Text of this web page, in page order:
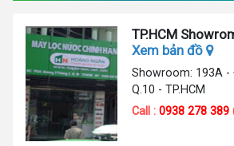
TP.HCM
Xem bản đồ
Showroom: 193A -
Q.10 - TP.HCM
Call :0938 278 389